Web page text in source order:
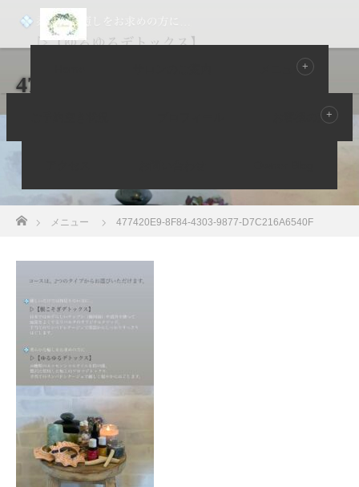
メニュー
お客様の声
477420E9-8F84-4303-9877-
メニュー 477420E9-8F84-4303-9877-D7C216A6540F